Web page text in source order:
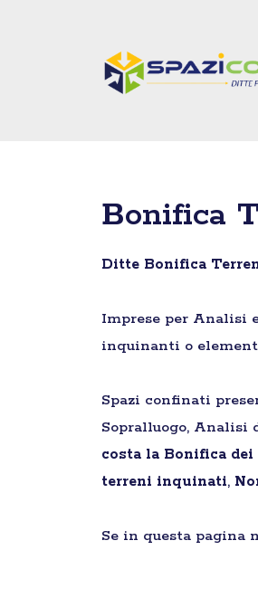
Bonifica
Ditte Bonifica
Imprese per Analisi
inquinanti o
Spazi confinati
Sopralluogo, Analisi
costa la Bonifica
terreni inquinati,
Se in questa pagina